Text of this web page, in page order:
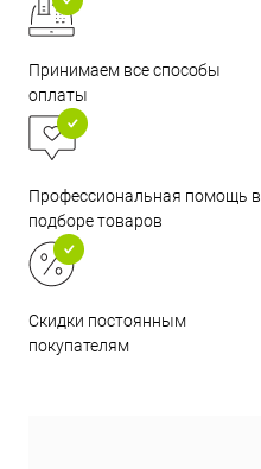
Принимаем все способы
оплаты
Профессиональная помощь в
подборе товаров
Скидки постоянным
покупателям